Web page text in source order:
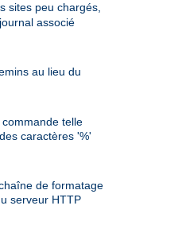
sites peu chargés,
associé
au lieu du
telle
caractères '%'
de formatage
serveur HTTP